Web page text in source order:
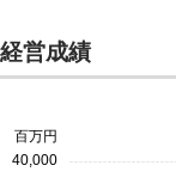
経営成績
百万円
40,000